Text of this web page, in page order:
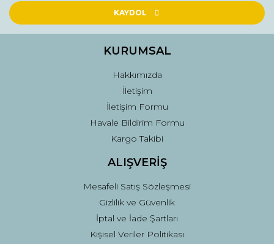
Ürün açıklamasında eksik bilgiler bulunuyor.
Ürün fiyatı diğer sitelerden daha pahalı.
Gönder
KAYDOL
KURUMSAL
Hakkımızda
İletişim
İletişim Formu
Havale Bildirim Formu
Kargo Takibi
ALIŞVERİŞ
Mesafeli Satış Sözleşmesi
Gizlilik ve Güvenlik
İptal ve İade Şartları
Kişisel Veriler Politikası